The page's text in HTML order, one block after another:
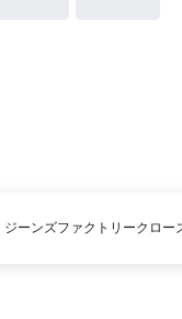
ジーンズファクトリークロー